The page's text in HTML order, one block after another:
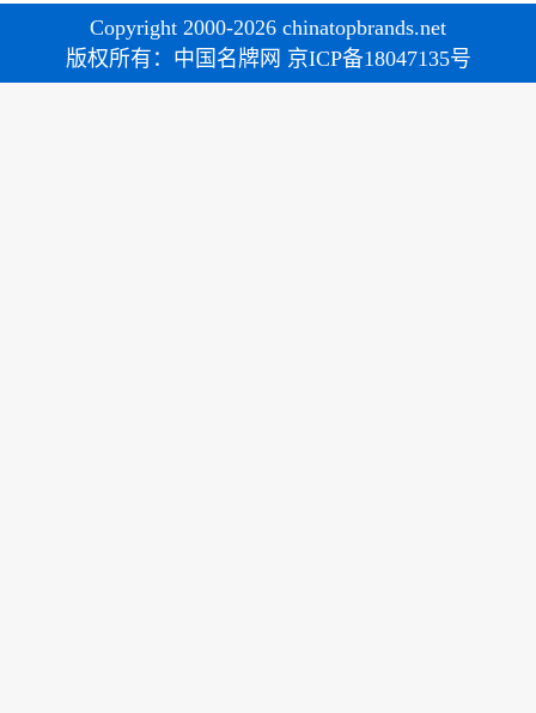
Copyright 2000-2026 chinatopbrands.net
版权所有：中国名牌网 京ICP备18047135号